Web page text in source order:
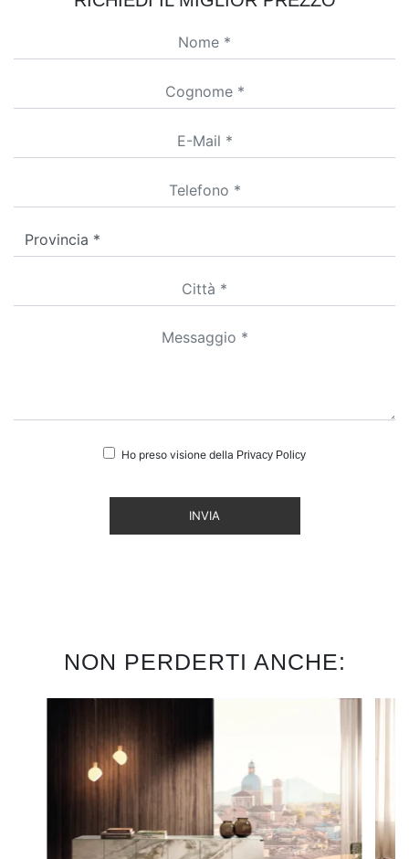
Ho preso visione della Privacy Policy
INVIA
NON PERDERTI ANCHE: